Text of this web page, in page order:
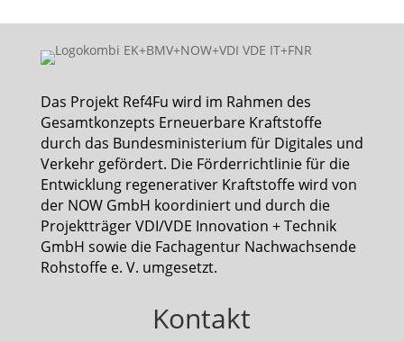
Das Projekt Ref4Fu wird im Rahmen des
Gesamtkonzepts Erneuerbare Kraftstoffe
durch das Bundesministerium für Digitales und
Verkehr gefördert. Die Förderrichtlinie für die
Entwicklung regenerativer Kraftstoffe wird von
der NOW GmbH koordiniert und durch die
Projektträger VDI/VDE Innovation + Technik
GmbH sowie die Fachagentur Nachwachsende
Rohstoffe e. V. umgesetzt.
Kontakt